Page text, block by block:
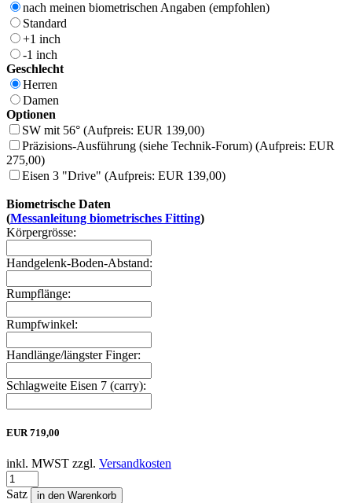
nach meinen biometrischen Angaben (empfohlen)
Standard
+1 inch
-1 inch
Geschlecht
Herren
Damen
Optionen
SW mit 56° (Aufpreis: EUR 139,00)
Präzisions-Ausführung (siehe Technik-Forum) (Aufpreis: EUR
275,00)
Eisen 3 "Drive" (Aufpreis: EUR 139,00)
Biometrische Daten
(Messanleitung biometrisches Fitting)
Körpergrösse:
Handgelenk-Boden-Abstand:
Rumpflänge:
Rumpfwinkel:
Handlänge/längster Finger:
Schlagweite Eisen 7 (carry):
EUR719,00
inkl. MWST zzgl. Versandkosten
Satz
in den Warenkorb